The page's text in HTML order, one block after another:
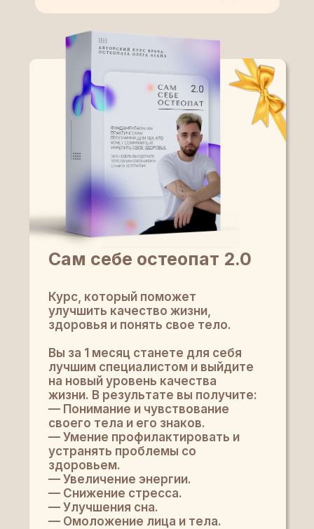
Сам себе остеопат 2.0
Курс, который поможет
улучшить качество жизни,
здоровья и понять свое тело.
Вы за 1 месяц станете для себя
лучшим специалистом и выйдите
на новый уровень качества
жизни. В результате вы получите:
— Понимание и чувствование
своего тела и его знаков.
— Умение профилактировать и
устранять проблемы со
здоровьем.
— Увеличение энергии.
— Снижение стресса.
— Улучшения сна.
— Омоложение лица и тела.